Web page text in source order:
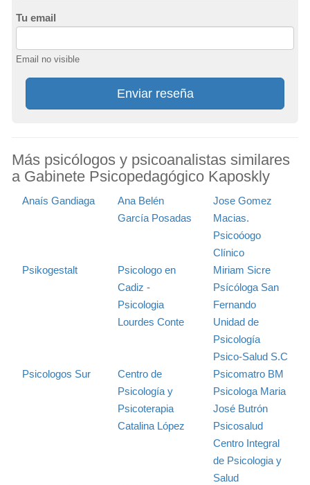
Tu email
Email no visible
Enviar reseña
Más psicólogos y psicoanalistas similares
a Gabinete Psicopedagógico Kaposkly
Anaís Gandiaga
Ana Belén
García Posadas
Jose Gomez
Macias.
Psicoóogo
Clínico
Psikogestalt
Psicologo en
Cadiz -
Psicologia
Lourdes Conte
Miriam Sicre
Psícóloga San
Fernando
Unidad de
Psicología
Psico-Salud S.C
Psicologos Sur
Centro de
Psicología y
Psicoterapia
Catalina López
Psicomatro BM
Psicologa Maria
José Butrón
Psicosalud
Centro Integral
de Psicologia y
Salud